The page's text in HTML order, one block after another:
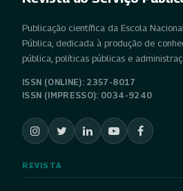
Publicação científica da Escola
Pública, dedicada à produção de
pública, políticas públicas e
ISSN (ONLINE): 2357-8017
ISSN (IMPRESSO): 0034-9240
REVISTA